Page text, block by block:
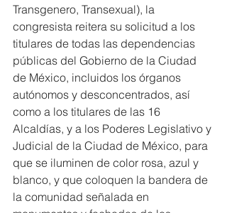
Transgenero, Transexual), la
congresista reitera su solicitud a los
titulares de todas las dependencias
públicas del Gobierno de la Ciudad
de México, incluidos los órganos
autónomos y desconcentrados, así
como a los titulares de las 16
Alcaldías, y a los Poderes Legislativo y
Judicial de la Ciudad de México, para
que se iluminen de color rosa, azul y
blanco, y que coloquen la bandera de
la comunidad señalada en